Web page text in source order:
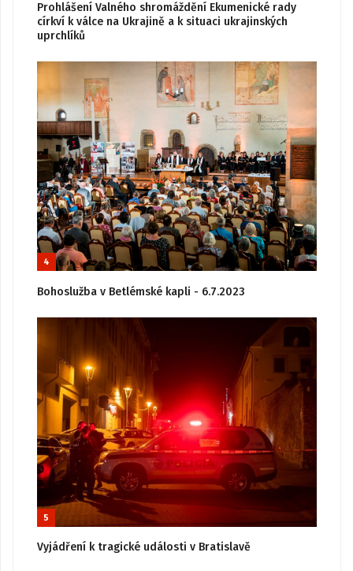
Prohlášení Valného shromáždění Ekumenické rady
církví k válce na Ukrajině a k situaci ukrajinských
uprchlíků
4
Bohoslužba v Betlémské kapli - 6.7.2023
5
Vyjádření k tragické události v Bratislavě